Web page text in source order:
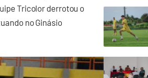
Tricolor derrotou o
no Ginásio